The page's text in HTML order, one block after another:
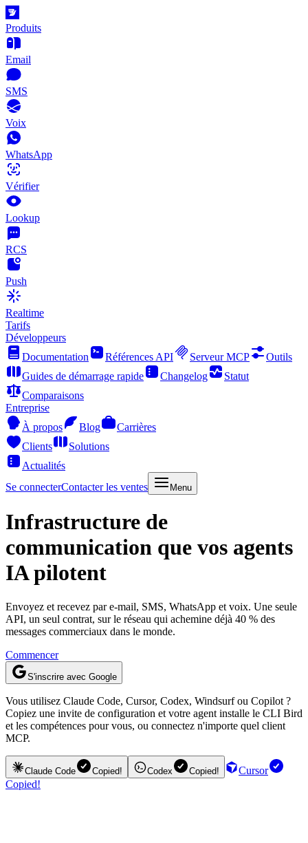
Produits
Email
SMS
Voix
WhatsApp
Vérifier
Lookup
RCS
Push
Realtime
Tarifs
Développeurs
Documentation
Références API Serveur MCP
Outils
Guides de démarrage rapide
Changelog
Statut
Comparaisons
Entreprise
À propos
Blog
Carrières
Clients
Solutions
Actualités
Se connecterContacter les ventes Menu
Infrastructure de
communication que vos agents
IA pilotent
Envoyez et recevez par e-mail, SMS, WhatsApp et voix. Une seule
API, un seul contrat, sur le réseau qui achemine déjà 40 % des
messages commerciaux dans le monde.
Commencer
S'inscrire avec Google
Vous utilisez Claude Code, Cursor, Codex, Windsurf ou Copilot ?
Copiez une invite de configuration et votre agent installe le CLI Bird
et les compétences pour vous, ou connectez n'importe quel client
MCP.
Claude Code Copied! Codex Copied!
Cursor
Copied!